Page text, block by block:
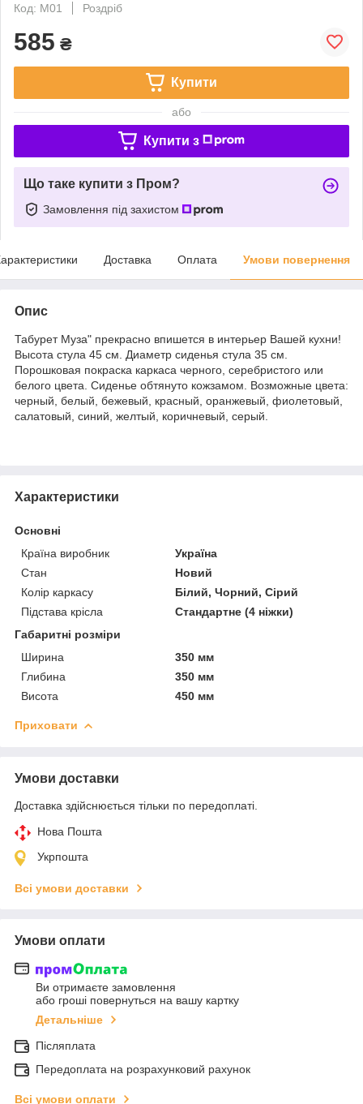
Код: М01
Роздріб
585 ₴
Купити
або
Купити з
Що таке купити з Пром?
Замовлення під захистом
Доставка Оплата Умови повернення
Опис
Табурет Муза" прекрасно впишется в интерьер Вашей кухни!
Высота стула 45 см. Диаметр сиденья стула 35 см.
Порошковая покраска каркаса черного, серебристого или
белого цвета. Сиденье обтянуто кожзамом. Возможные цвета:
черный, белый, бежевый, красный, оранжевый, фиолетовый,
салатовый, синий, желтый, коричневый, серый.
Характеристики
Основні
Країна виробник
Україна
Стан
Новий
Колір каркасу
Білий, Чорний, Сірий
Підстава крісла
Стандартне (4 ніжки)
Габаритні розміри
Ширина
350 мм
Глибина
350 мм
Висота
450 мм
Приховати
Умови доставки
Доставка здійснюється тільки по передоплаті.
Нова Пошта
Укрпошта
Всі умови доставки
Умови оплати
Ви отримаєте замовлення
або гроші повернуться на вашу картку
Детальніше
Післяплата
Передоплата на розрахунковий рахунок
Всі умови оплати